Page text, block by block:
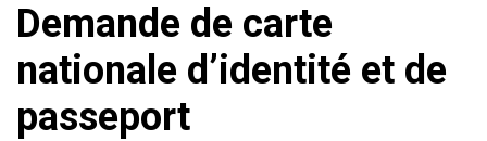
Demande de carte
nationale d’identité et de
passeport